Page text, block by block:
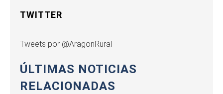
TWITTER
Tweets por @AragonRural
ÚLTIMAS NOTICIAS
RELACIONADAS